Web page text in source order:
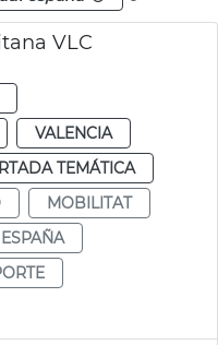
VLC
VALENCIA
TEMÁTICA
MOBILITAT